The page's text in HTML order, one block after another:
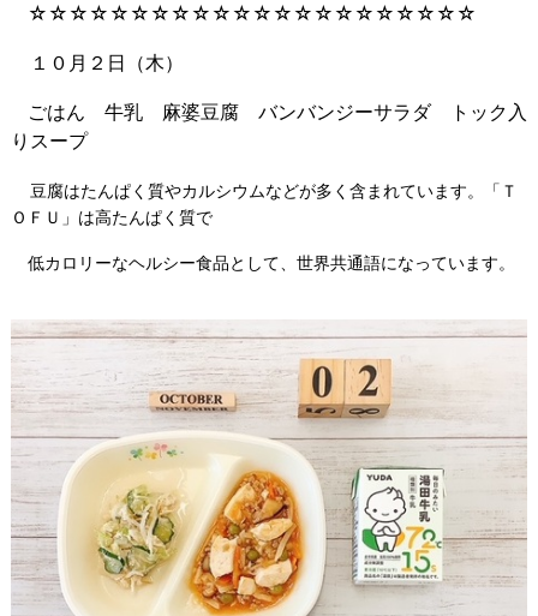
☆☆☆☆☆☆☆☆☆☆☆☆☆☆☆☆☆☆☆☆☆☆
１０月２日（木）
ごはん 牛乳 麻婆豆腐 バンバンジーサラダ トック入
りスープ
豆腐はたんぱく質やカルシウムなどが多く含まれています。「Ｔ
ＯＦＵ」は高たんぱく質で
低カロリーなヘルシー食品として、世界共通語になっています。